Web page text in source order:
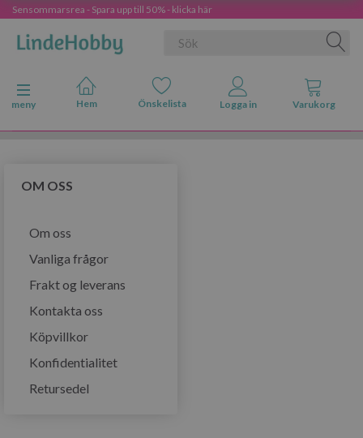
Sensommarsrea - Spara upp till 50% - klicka här
Ändra navigering
meny
OM OSS
Om oss
Vanliga frågor
Frakt og leverans
Kontakta oss
Köpvillkor
Konfidentialitet
Retursedel